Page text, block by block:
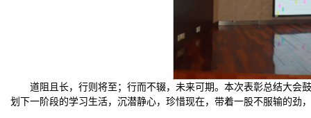
道阻且长，行则将至；行而不辍，未来可期。本次表彰总结大会
划下一阶段的学习生活，沉潜静心，珍惜现在，带着一股不服输的劲